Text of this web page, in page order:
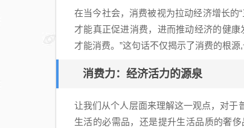
在当今社会，消费被视为拉动经济增长的
才能真正促进消费，进而推动经济的健
才能消费。”这句话不仅揭示了消费的根源
消费力：经济活力的源泉
让我们从个人层面来理解这一观点，对于
生活的必需品，还是提升生活品质的奢